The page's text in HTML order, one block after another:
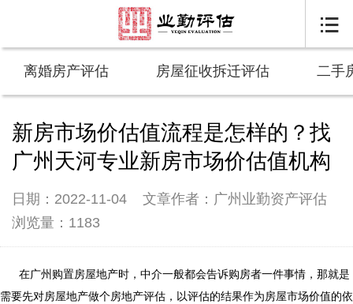

离婚房产评估 房屋征收拆迁评估 二手
新房市场价估值流程是怎样的？找
广州天河专业新房市场价估值机构
日期：2022-11-04
文章作者：广州业勤资产评估
浏览量：1183
在广州购置房屋地产时，中介一般都会告诉购房者一件事情，那就是
需要先对房屋地产做个房地产评估，以评估的结果作为房屋市场价值的依